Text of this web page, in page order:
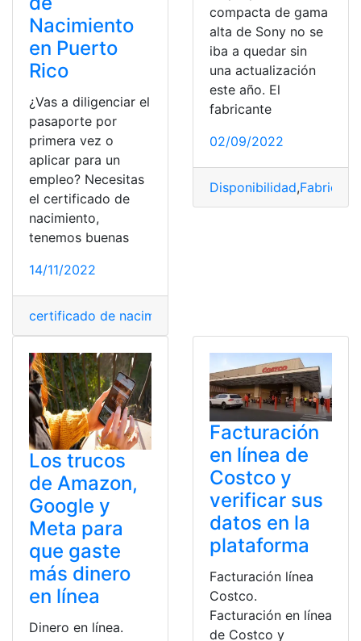
Nacimiento
en Puerto
Rico
¿Vas a diligenciar el
pasaporte por
primera vez o
aplicar para un
empleo? Necesitas
el certificado de
nacimiento,
tenemos buenas
14/11/2022
certificado de nacimiento
compacta de gama
alta de Sony no se
iba a quedar sin
una actualización
este año. El
fabricante
02/09/2022
Disponibilidad,
Los trucos
de Amazon,
Google y
Meta para
que gaste
más dinero
en línea
Dinero en línea.
Facturación
en línea de
Costco y
verificar sus
datos en la
plataforma
Facturación línea
Costco.
Facturación en línea
de Costco y